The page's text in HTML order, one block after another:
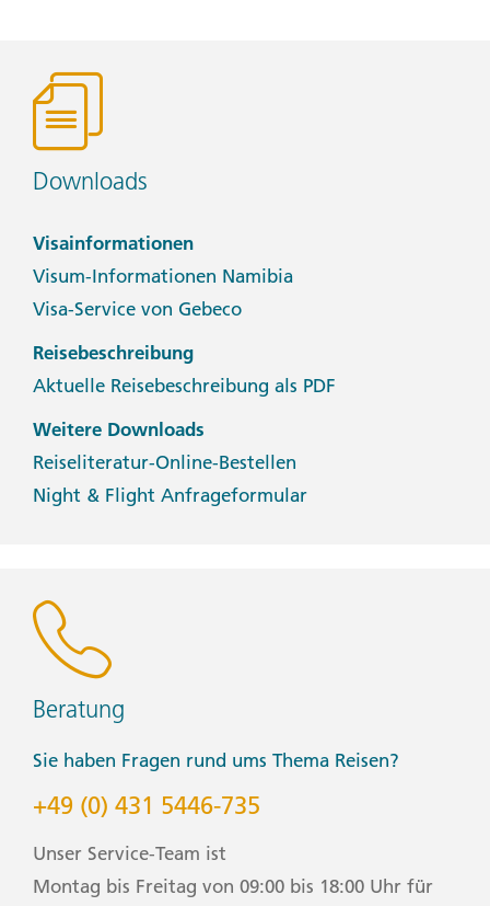
Downloads
Visainformationen
Visum-Informationen Namibia
Visa-Service von Gebeco
Reisebeschreibung
Aktuelle Reisebeschreibung als PDF
Weitere Downloads
Reiseliteratur-Online-Bestellen
Night & Flight Anfrageformular
Beratung
Sie haben Fragen rund ums Thema Reisen?
+49 (0) 431 5446-735
Unser Service-Team ist
Montag bis Freitag von 09:00 bis 18:00 Uhr für